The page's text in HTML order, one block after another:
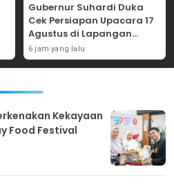
Gubernur Suhardi Duka
Cek Persiapan Upacara 17
Agustus di Lapangan
Ahmad Kirang, Capai 80
Persen
6 jam yang lalu
Kekayaan
Food Festival